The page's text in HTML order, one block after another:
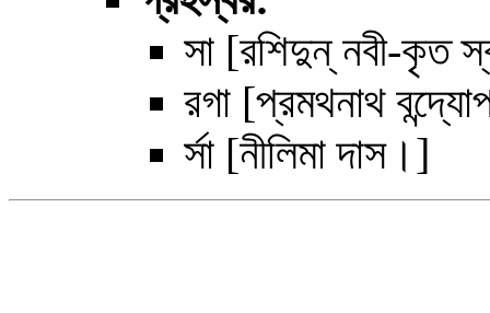
সা [রশিদুন্‌ নবী-কৃত
রগা [প্রমথনাথ
র্সা [নীলিমা দাস।]